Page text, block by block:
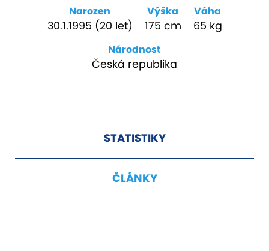
Narozen
30.1.1995 (20 let)
Výška
175 cm
Váha
65 kg
Národnost
Česká republika
STATISTIKY
ČLÁNKY